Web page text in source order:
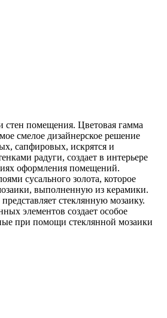
стен помещения. Цветовая гамма
смелое дизайнерское решение
сапфировых, искрятся и
радуги, создает в интерьере
оформления помещений.
сусального золота, которое
выполненную из керамики.
стеклянную мозаику.
элементов создает особое
при помощи стеклянной мозаики